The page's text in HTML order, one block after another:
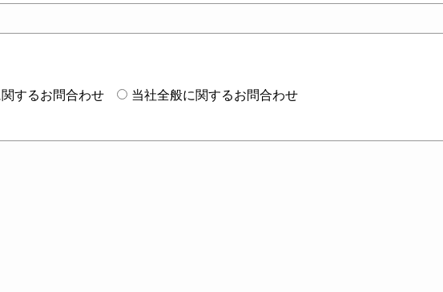
するお問合わせ 当社全般に関するお問合わせ